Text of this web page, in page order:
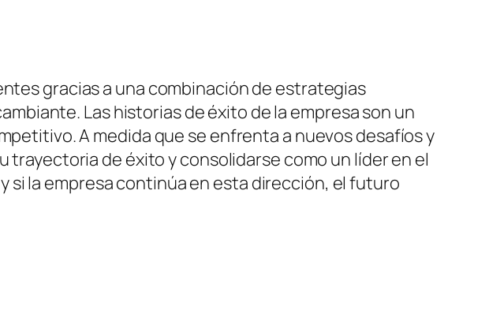
gracias a una combinación de estrategias
Las historias de éxito de la empresa son un
A medida que se enfrenta a nuevos desafíos y
de éxito y consolidarse como un líder en el
si la empresa continúa en esta dirección, el futuro